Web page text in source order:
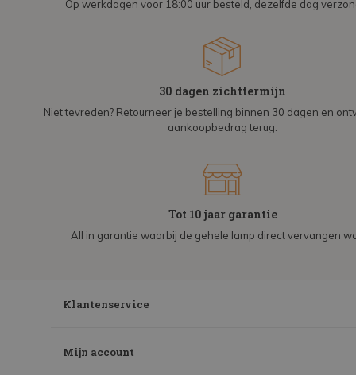
Op werkdagen voor 18:00 uur besteld, dezelfde dag
30 dagen zichttermijn
Niet tevreden? Retourneer je bestelling binnen 30 dagen en
aankoopbedrag terug.
Tot 10 jaar garantie
All in garantie waarbij de gehele lamp direct vervangen
Klantenservice
Mijn account